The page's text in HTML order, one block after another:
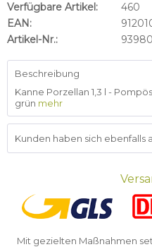
Verfügbare Artikel:
460
EAN:
Artikel-Nr.:
93980
Beschreibung
Kanne Porzellan 1,3 l -
grün mehr
Kunden haben sich ebenfalls
Mit gezielten Maßnahmen